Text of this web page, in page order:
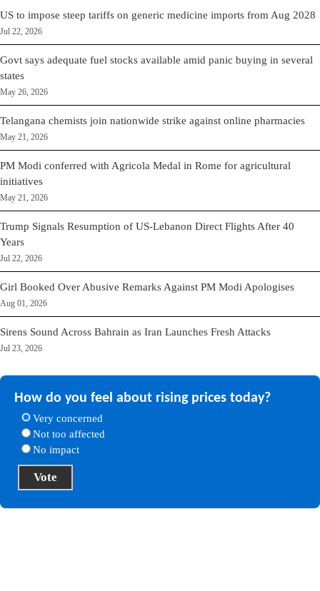
US to impose steep tariffs on generic medicine imports from Aug 2028
Jul 22, 2026
Govt says adequate fuel stocks available amid panic buying in several
states
May 26, 2026
Telangana chemists join nationwide strike against online pharmacies
May 21, 2026
PM Modi conferred with Agricola Medal in Rome for agricultural
initiatives
May 21, 2026
Trump Signals Resumption of US-Lebanon Direct Flights After 40
Years
Jul 22, 2026
Girl Booked Over Abusive Remarks Against PM Modi Apologises
Aug 01, 2026
Sirens Sound Across Bahrain as Iran Launches Fresh Attacks
Jul 23, 2026
How do you feel about rising prices today?
Very concerned
Not too affected
No impact